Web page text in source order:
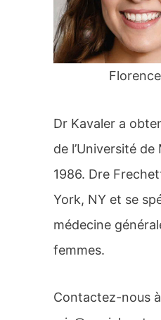
:
Dr Kavaler a
de l’Université
1986. Dre
York, NY et se
médecine
femmes.
Contactez-nous